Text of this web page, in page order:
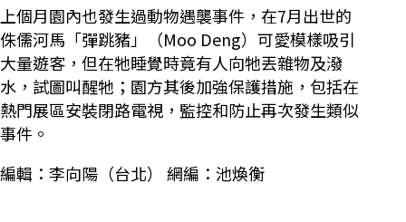
上個月園內也發生過動物遇襲事件，在7月出世的
侏儒河馬「彈跳豬」（Moo Deng）可愛模樣吸引
大量遊客，但在牠睡覺時竟有人向牠丟雜物及潑
水，試圖叫醒牠；園方其後加強保護措施，包括在
熱門展區安裝閉路電視，監控和防止再次發生類似
事件。
編輯：李向陽（台北） 網編：池煥衡